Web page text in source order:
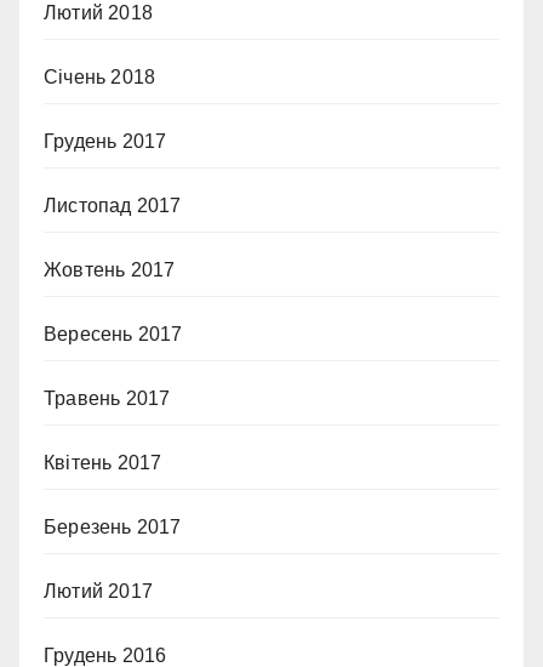
Лютий 2018
Січень 2018
Грудень 2017
Листопад 2017
Жовтень 2017
Вересень 2017
Травень 2017
Квітень 2017
Березень 2017
Лютий 2017
Грудень 2016